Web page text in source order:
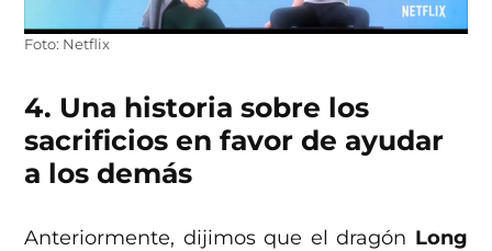
Foto: Netflix
4. Una historia sobre los
sacrificios en favor de ayudar
a los demás
Anteriormente, dijimos que el dragón Long